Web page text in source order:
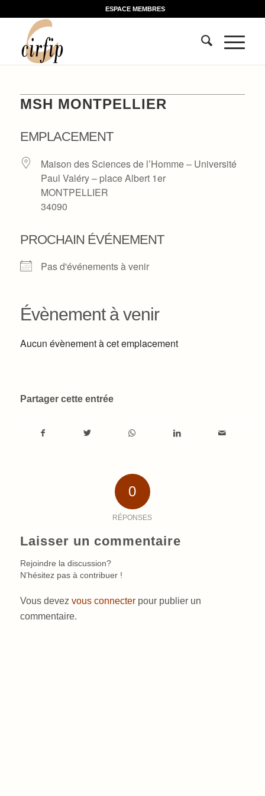
ESPACE MEMBRES
MSH MONTPELLIER
EMPLACEMENT
Maison des Sciences de l’Homme – Université
Paul Valéry – place Albert 1er
MONTPELLIER
34090
PROCHAIN ÉVÉNEMENT
Pas d'événements à venir
Évènement à venir
Aucun évènement à cet emplacement
Partager cette entrée
0
RÉPONSES
Laisser un commentaire
Rejoindre la discussion?
N’hésitez pas à contribuer !
Vous devez vous connecterpour publier un
commentaire.